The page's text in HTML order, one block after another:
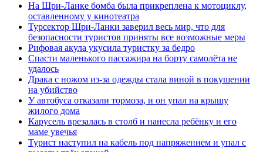
На Шри-Ланке бомба была прикреплена к мотоциклу,
оставленному у кинотеатра
Турсектор Шри-Ланки заверил весь мир, что для
безопасности туристов приняты все возможные меры
Рифовая акула укусила туристку за бедро
Спасти маленького пассажира на борту самолёта не
удалось
Драка с ножом из-за одежды стала виной в покушении
на убийство
У автобуса отказали тормоза, и он упал на крышу
жилого дома
Карусель врезалась в столб и нанесла ребёнку и его
маме увечья
Турист наступил на кабель под напряжением и упал с